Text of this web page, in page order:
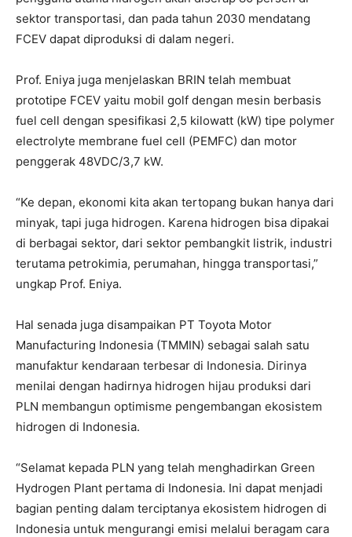
sektor transportasi, dan pada tahun 2030 mendatang
FCEV dapat diproduksi di dalam negeri.
Prof. Eniya juga menjelaskan BRIN telah membuat
prototipe FCEV yaitu mobil golf dengan mesin berbasis
fuel cell dengan spesifikasi 2,5 kilowatt (kW) tipe polymer
electrolyte membrane fuel cell (PEMFC) dan motor
penggerak 48VDC/3,7 kW.
“Ke depan, ekonomi kita akan tertopang bukan hanya dari
minyak, tapi juga hidrogen. Karena hidrogen bisa dipakai
di berbagai sektor, dari sektor pembangkit listrik, industri
terutama petrokimia, perumahan, hingga transportasi,”
ungkap Prof. Eniya.
Hal senada juga disampaikan PT Toyota Motor
Manufacturing Indonesia (TMMIN) sebagai salah satu
manufaktur kendaraan terbesar di Indonesia. Dirinya
menilai dengan hadirnya hidrogen hijau produksi dari
PLN membangun optimisme pengembangan ekosistem
hidrogen di Indonesia.
“Selamat kepada PLN yang telah menghadirkan Green
Hydrogen Plant pertama di Indonesia. Ini dapat menjadi
bagian penting dalam terciptanya ekosistem hidrogen di
Indonesia untuk mengurangi emisi melalui beragam cara